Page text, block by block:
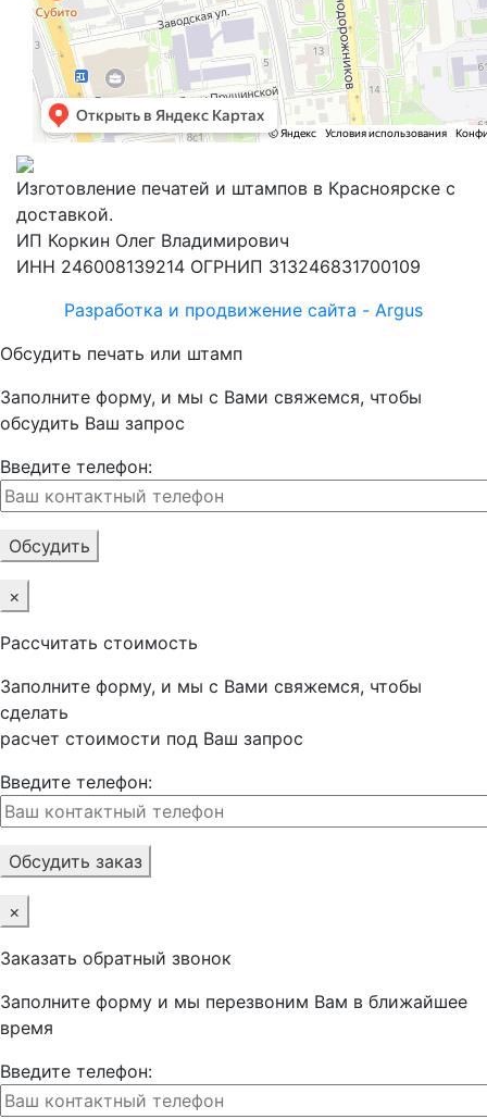
Изготовление печатей и штампов в Красноярске с
доставкой.
ИП Коркин Олег Владимирович
ИНН 246008139214 ОГРНИП 313246831700109
Разработка и продвижение сайта - Argus
Обсудить печать или штамп
Заполните форму, и мы с Вами свяжемся, чтобы
обсудить Ваш запрос
Введите телефон:
×
Рассчитать стоимость
Заполните форму, и мы с Вами свяжемся, чтобы
сделать
расчет стоимости под Ваш запрос
Введите телефон:
×
Заказать обратный звонок
Заполните форму и мы перезвоним Вам в ближайшее
время
Введите телефон: